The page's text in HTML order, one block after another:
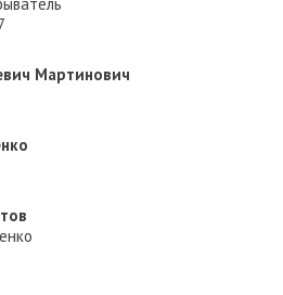
Мартинович